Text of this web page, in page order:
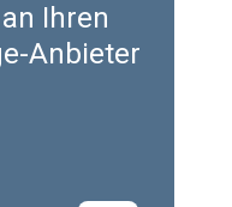
Ihren
Anbieter